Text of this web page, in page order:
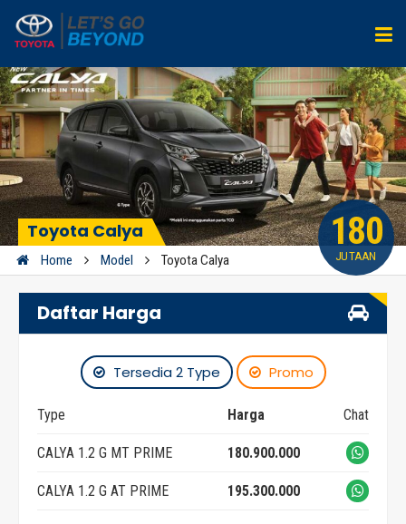
Toyota Calya
Home Model Toyota Calya
180
JUTAAN
Daftar Harga
Tersedia 2 Type Promo
Type Harga Chat
CALYA 1.2 G MT PRIME 180.900.000
CALYA 1.2 G AT PRIME 195.300.000